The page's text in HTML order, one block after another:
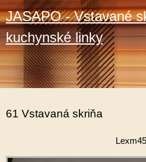
JASAPO - Vstavané
kuchynské linky
61 Vstavaná skriňa
Lexm45